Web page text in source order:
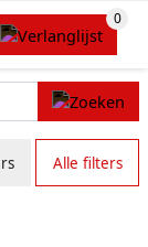
Alle filters